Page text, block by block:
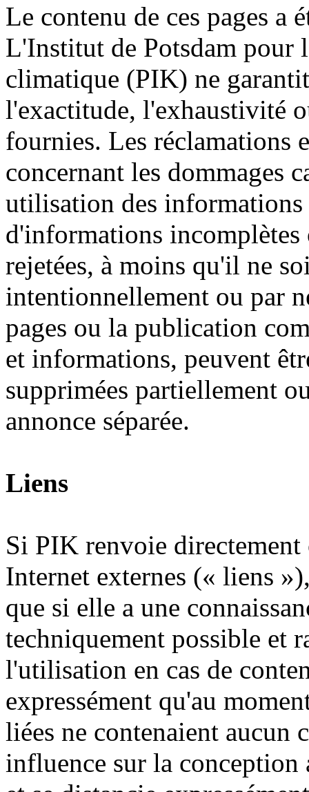
Le contenu de ces pages a
L'Institut de Potsdam pour
climatique (PIK) ne
l'exactitude, l'exhaustivité
fournies. Les réclamations
concernant les dommages
utilisation des
d'informations incomplètes
rejetées, à moins qu'il ne
intentionnellement ou par
pages ou la publication
et informations, peuvent
supprimées partiellement
annonce séparée.
Liens
Si PIK renvoie directement
Internet externes (« liens
que si elle a une
techniquement possible et
l'utilisation en cas de
expressément qu'au
liées ne contenaient aucun
influence sur la conception